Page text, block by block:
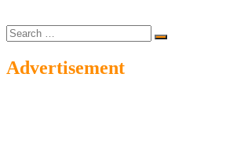
Search
…
Advertisement